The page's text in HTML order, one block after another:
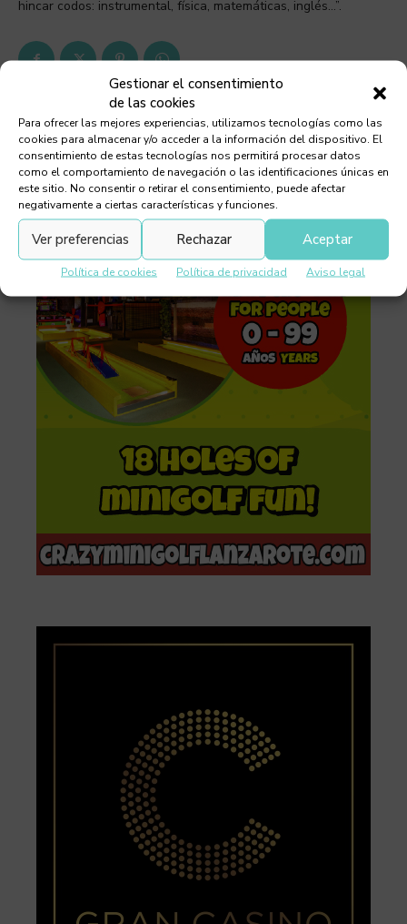
Gestionar el consentimiento
de las cookies
Para ofrecer las mejores experiencias, utilizamos tecnologías como las
cookies para almacenar y/o acceder a la información del dispositivo. El
consentimiento de estas tecnologías nos permitirá procesar datos
como el comportamiento de navegación o las identificaciones únicas en
este sitio. No consentir o retirar el consentimiento, puede afectar
negativamente a ciertas características y funciones.
Aceptar
Rechazar
Ver preferencias
Política de cookies Política de privacidad Aviso legal
hincar codos: instrumental, física, matemáticas, inglés…”.